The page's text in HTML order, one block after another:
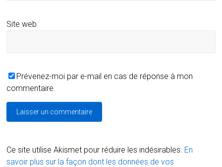
Site web
Prévenez-moi par e-mail en cas de réponse à mon
commentaire.
Ce site utilise Akismet pour réduire les indésirables. En
savoir plus sur la façon dont les données de vos